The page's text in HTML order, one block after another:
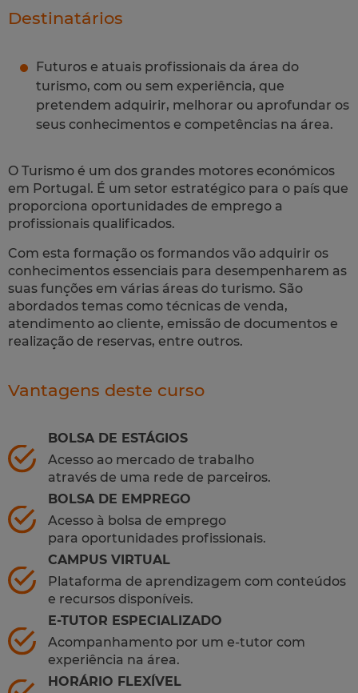
Destinatários
Futuros e atuais profissionais da área do
turismo, com ou sem experiência, que
pretendem adquirir, melhorar ou aprofundar os
seus conhecimentos e competências na área.
O Turismo é um dos grandes motores económicos
em Portugal. É um setor estratégico para o país que
proporciona oportunidades de emprego a
profissionais qualificados.
Com esta formação os formandos vão adquirir os
conhecimentos essenciais para desempenharem as
suas funções em várias áreas do turismo. São
abordados temas como técnicas de venda,
atendimento ao cliente, emissão de documentos e
realização de reservas, entre outros.
Vantagens deste curso
BOLSA DE ESTÁGIOS
Acesso ao mercado de trabalho
através de uma rede de parceiros.
BOLSA DE EMPREGO
Acesso à bolsa de emprego
para oportunidades profissionais.
CAMPUS VIRTUAL
Plataforma de aprendizagem com conteúdos
e recursos disponíveis.
E-TUTOR ESPECIALIZADO
Acompanhamento por um e-tutor com
experiência na área.
HORÁRIO FLEXÍVEL